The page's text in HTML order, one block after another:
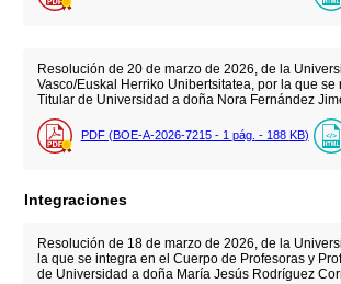
Resolución de 20 de marzo de 2026, de la
Vasco/Euskal Herriko Unibertsitatea, por la que se
Titular de Universidad a doña Nora Fernández
PDF (BOE-A-2026-7215 - 1 pág. - 188 KB)
Integraciones
Resolución de 18 de marzo de 2026, de la
la que se integra en el Cuerpo de Profesoras y
de Universidad a doña María Jesús Rodríguez